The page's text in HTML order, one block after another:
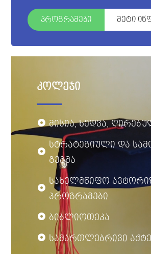
პროგრამები მეტი
კოლეჯი
მისია, ხედვა,
სტრატეგიული და
გეგმა
სახელმწიფო
პროგრამები
ბიბლიოთეკა
სამართლებრივი